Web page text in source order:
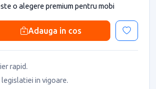
o alegere premium pentru mobi
Adauga in cos
rapid.
in vigoare.